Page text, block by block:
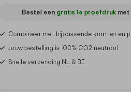
Bestel een gratis 1e proefdrukmet
Combineer met bijpassende kaarten en
Jouw bestelling is 100% CO2 neutraal
Snelle verzending NL & BE